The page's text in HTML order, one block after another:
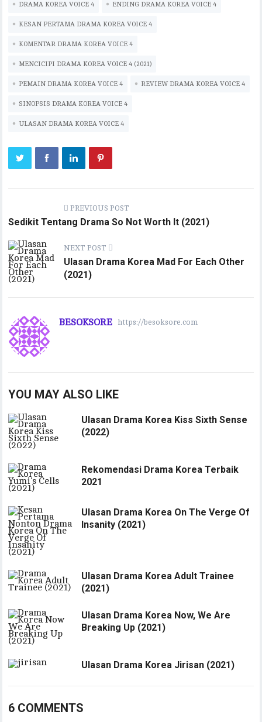
eb
oo
k
it
te
r
ai
l
at
s
A
p
p
p
y
Li
n
eg
ra
e
m
DRAMA KOREA VOICE 4 ENDING DRAMA KOREA VOICE 4
KESAN PERTAMA DRAMA KOREA VOICE 4
KOMENTAR DRAMA KOREA VOICE 4
MENCICIPI DRAMA KOREA VOICE 4 (2021)
PEMAIN DRAMA KOREA VOICE 4 REVIEW DRAMA KOREA VOICE 4
SINOPSIS DRAMA KOREA VOICE 4
ULASAN DRAMA KOREA VOICE 4
PREVIOUS POST
Sedikit Tentang Drama So Not Worth It (2021)
NEXT POST
Ulasan Drama Korea Mad For Each Other
(2021)
BESOKSORE https://besoksore.com
YOU MAY ALSO LIKE
Ulasan Drama Korea Kiss Sixth Sense
(2022)
Rekomendasi Drama Korea Terbaik
2021
Ulasan Drama Korea On The Verge Of
Insanity (2021)
Ulasan Drama Korea Adult Trainee
(2021)
Ulasan Drama Korea Now, We Are
Breaking Up (2021)
Ulasan Drama Korea Jirisan (2021)
6 COMMENTS